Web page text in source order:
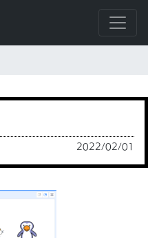
2022/02/01